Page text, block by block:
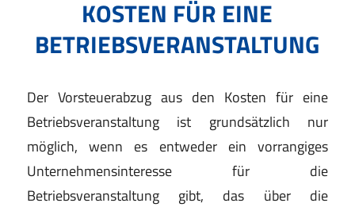
KOSTEN FÜR EINE
BETRIEBSVERANSTALTUNG
Der Vorsteuerabzug aus den Kosten für eine
Betriebsveranstaltung ist grundsätzlich nur
möglich, wenn es entweder ein vorrangiges
Unternehmensinteresse für die
Betriebsveranstaltung gibt, das über die